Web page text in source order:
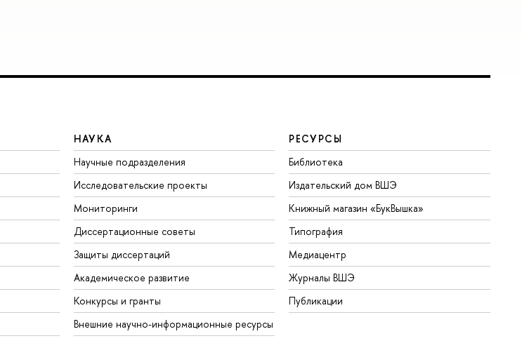
НАУКА
Научные подразделения
Исследовательские проекты
Мониторинги
Диссертационные советы
Защиты диссертаций
Академическое развитие
Конкурсы и гранты
Внешние научно-информационные ресурсы
РЕСУРСЫ
Библиотека
Издательский дом ВШЭ
Книжный магазин «БукВышка»
Типография
Медиацентр
Журналы ВШЭ
Публикации